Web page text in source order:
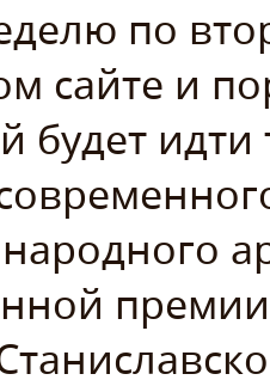
по
сайте и
будет